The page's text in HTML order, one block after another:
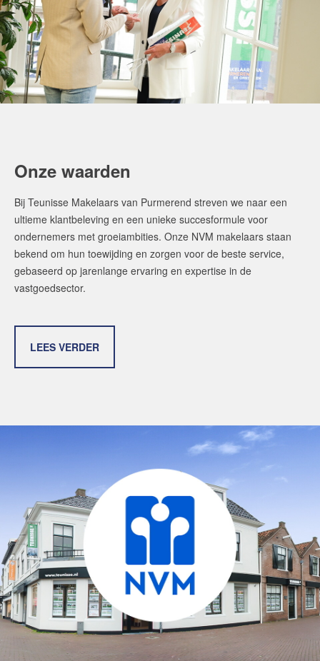
Onze waarden
Bij Teunisse Makelaars van Purmerend streven we naar een
ultieme klantbeleving en een unieke succesformule voor
ondernemers met groeiambities. Onze NVM makelaars staan
bekend om hun toewijding en zorgen voor de beste service,
gebaseerd op jarenlange ervaring en expertise in de
vastgoedsector.
LEES VERDER